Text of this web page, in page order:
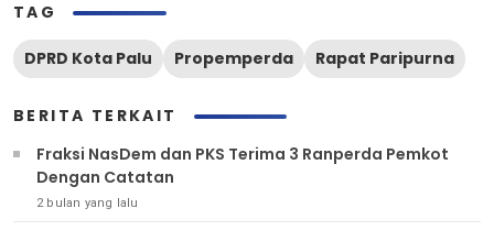
TAG
DPRD Kota Palu Propemperda Rapat Paripurna
BERITA TERKAIT
Fraksi NasDem dan PKS Terima 3 Ranperda Pemkot
Dengan Catatan
2 bulan yang lalu